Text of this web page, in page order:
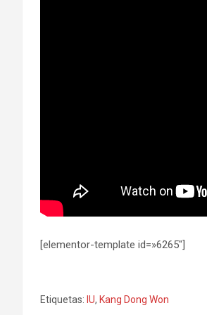
[elementor-template id=»6265″]
Etiquetas: IU, Kang Dong Won